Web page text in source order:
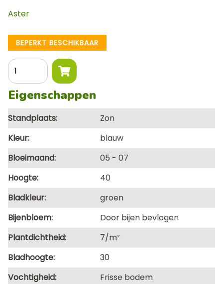
Aster
BEPERKT BESCHIKBAAR
Aantal
Eigenschappen
Standplaats
Zon
Kleur
blauw
Bloeimaand
05
07
Hoogte
40
Bladkleur
groen
Bijenbloem
Door bijen bevlogen
Plantdichtheid
7/m²
Bladhoogte
30
Vochtigheid
Frisse bodem